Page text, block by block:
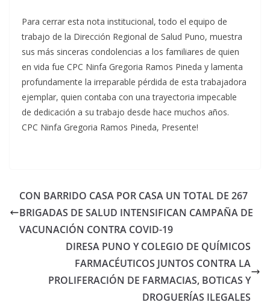
Para cerrar esta nota institucional, todo el equipo de
trabajo de la Dirección Regional de Salud Puno, muestra
sus más sinceras condolencias a los familiares de quien
en vida fue CPC Ninfa Gregoria Ramos Pineda y lamenta
profundamente la irreparable pérdida de esta trabajadora
ejemplar, quien contaba con una trayectoria impecable
de dedicación a su trabajo desde hace muchos años.
CPC Ninfa Gregoria Ramos Pineda, Presente!
CON BARRIDO CASA POR CASA UN TOTAL DE 267
BRIGADAS DE SALUD INTENSIFICAN CAMPAÑA DE
VACUNACIÓN CONTRA COVID-19
DIRESA PUNO Y COLEGIO DE QUÍMICOS
FARMACÉUTICOS JUNTOS CONTRA LA
PROLIFERACIÓN DE FARMACIAS, BOTICAS Y
DROGUERÍAS ILEGALES